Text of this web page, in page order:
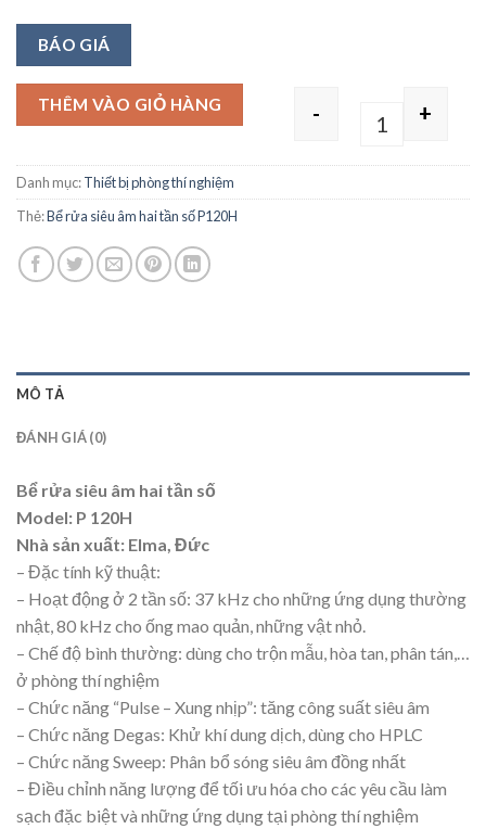
BÁO GIÁ
Quantity
- +
THÊM VÀO GIỎ HÀNG
Danh mục:Thiết bị phòng thí nghiệm
Thẻ:Bể rửa siêu âm hai tần số P120H
MÔ TẢ
ĐÁNH GIÁ (0)
Bể rửa siêu âm hai tần số
Model: P 120H
Nhà sản xuất: Elma, Đức
– Đặc tính kỹ thuật:
– Hoạt động ở 2 tần số: 37 kHz cho những ứng dụng thường
nhật, 80 kHz cho ống mao quản, những vật nhỏ.
– Chế độ bình thường: dùng cho trộn mẫu, hòa tan, phân tán,…
ở phòng thí nghiệm
– Chức năng “Pulse – Xung nhịp”: tăng công suất siêu âm
– Chức năng Degas: Khử khí dung dịch, dùng cho HPLC
– Chức năng Sweep: Phân bổ sóng siêu âm đồng nhất
– Điều chỉnh năng lượng để tối ưu hóa cho các yêu cầu làm
sạch đặc biệt và những ứng dụng tại phòng thí nghiệm